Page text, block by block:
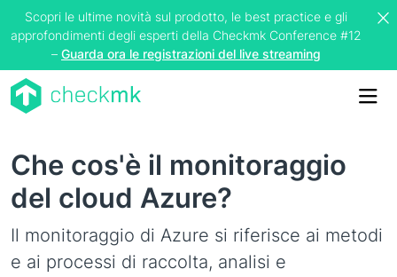
Scopri le ultime novità sul prodotto, le best practice e gli
approfondimenti degli esperti della Checkmk Conference #12
– Guarda ora le registrazioni del live streaming
Che cos'è il monitoraggio
del cloud Azure?
Il monitoraggio di Azure si riferisce ai metodi
e ai processi di raccolta, analisi e